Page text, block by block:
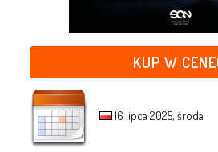
KUP W
16 lipca 2025, środa